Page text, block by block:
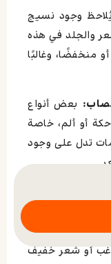
وجود نسيج
والجلد في هذه
منخفضًا، وغالبًا
بعض أنواع
حكة أو ألم، خاصة
تدل على وجود
للعلاجات
لا يعود الشعر
بعد استخدام
زغب أو شعر خفيف